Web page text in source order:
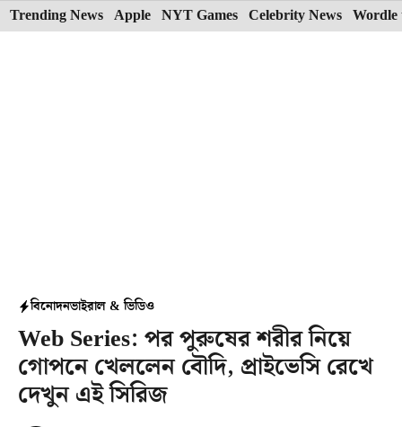
Skip
to
Trending News Apple NYT Games Celebrity News Wordle
বিনোদনভাইরাল & ভিডিও
Web Series: পর পুরুষের শরীর নিয়ে
গোপনে খেললেন বৌদি, প্রাইভেসি রেখে
দেখুন এই সিরিজ